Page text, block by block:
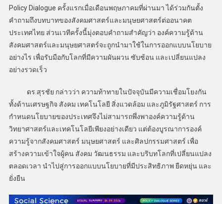
Policy Dialogue ครั้งแรกเมื่อเดือนพฤษภาคมที่ผ่านมา ได้ร่วมกันตั้ง
คำถามถึงบทบาทของสังคมศาสตร์และมนุษยศาสตร์ต่ออนาคต
ประเทศไทย ส่วนเวทีครั้งนี้มุ่งตอบคำถามสำคัญว่า องค์ความรู้ด้าน
สังคมศาสตร์และมนุษยศาสตร์จะถูกนำมาใช้ในการออกแบบนโยบาย
อย่างไร เพื่อรับมือกับโลกที่มีความผันผวน ซับซ้อน และเปลี่ยนแปลง
อย่างรวดเร็ว
ดร.สุรชัย กล่าวว่า ความท้าทายในปัจจุบันมีความเชื่อมโยงกัน
ทั้งด้านเศรษฐกิจ สังคม เทคโนโลยี สิ่งแวดล้อม และภูมิรัฐศาสตร์ การ
กำหนดนโยบายของประเทศจึงไม่สามารถพึ่งพาองค์ความรู้ด้าน
วิทยาศาสตร์และเทคโนโลยีเพียงอย่างเดียว แต่ต้องบูรณาการองค์
ความรู้จากสังคมศาสตร์ มนุษยศาสตร์ และศิลปกรรมศาสตร์ เพื่อ
สร้างความเข้าใจผู้คน สังคม วัฒนธรรม และบริบทโลกที่เปลี่ยนแปลง
ตลอดเวลา นำไปสู่การออกแบบนโยบายที่มีประสิทธิภาพ ยืดหยุ่น และ
ยั่งยืน